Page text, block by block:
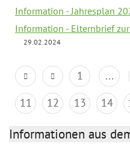
Information - Jahresplan
Information - Elternbrief
29.02.2024
1 ...
11
12 13 14
Informationen aus